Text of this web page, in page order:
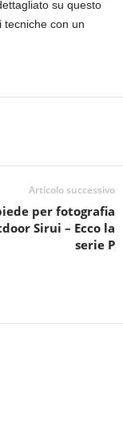
su questo
tecniche con un
Articolo successivo
per fotografia
Sirui – Ecco la
serie P